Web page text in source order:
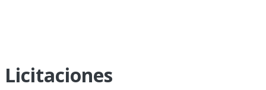
Licitaciones